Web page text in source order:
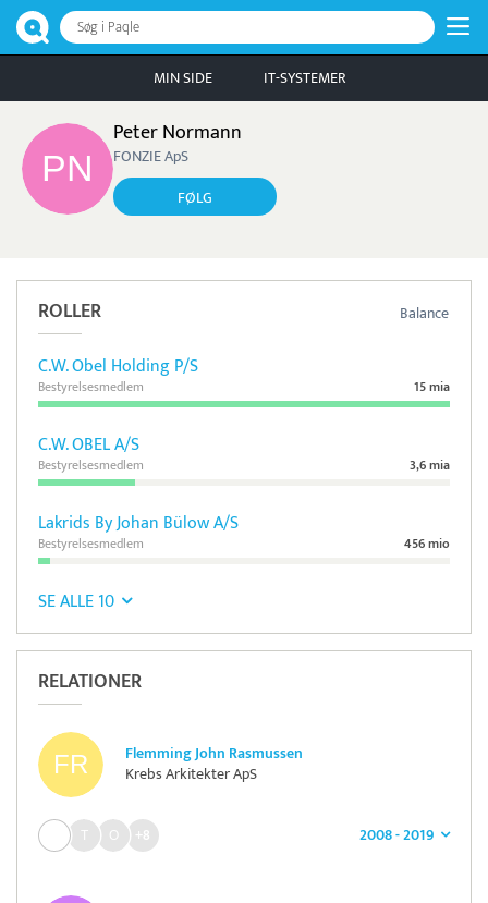
Søg i Paqle
MIN SIDE IT-SYSTEMER
Peter Normann
FONZIE ApS
FØLG
Balance
ROLLER
C.W. Obel Holding P/S
15 mia
Bestyrelsesmedlem
C.W. OBEL A/S
3,6 mia
Bestyrelsesmedlem
Lakrids By Johan Bülow A/S
456 mio
Bestyrelsesmedlem
SE ALLE 10
RELATIONER
Flemming John Rasmussen
Krebs Arkitekter ApS
2008 - 2019
+8